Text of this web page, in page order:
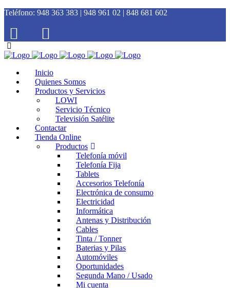
Teléfono: 948 363 383 | 948 961 02 | 848 681 602
Inicio
Quienes Somos
Productos y Servicios
LOWI
Servicio Técnico
Televisión Satélite
Contactar
Tienda Online
Productos
Telefonía móvil
Telefonía Fija
Tablets
Accesorios Telefonía
Electrónica de consumo
Electricidad
Informática
Antenas y Distribución
Cables
Tinta / Tonner
Baterias y Pilas
Automóviles
Oportunidades
Segunda Mano / Usado
Mi cuenta